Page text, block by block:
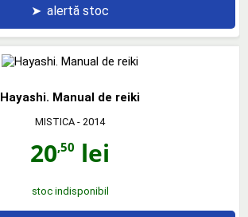
➤ alertă stoc
Hayashi. Manual de reiki
MISTICA - 2014
20,50 lei
stoc indisponibil